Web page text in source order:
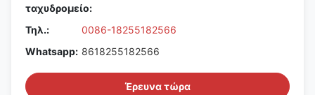
ταχυδρομείο:
Τηλ.:
0086-18255182566
Whatsapp: 8618255182566
Έρευνα τώρα